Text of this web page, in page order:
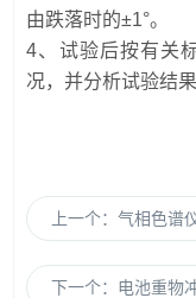
由跌落时的±1°。
4、试验后按有关
况，并分析试验结果
上一个：气相色谱
下一个： 电池重物